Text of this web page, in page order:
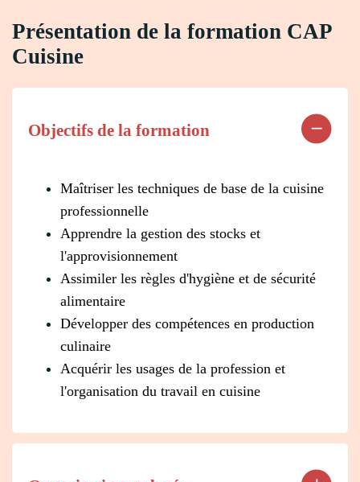
Présentation de la formation CAP
Cuisine
Objectifs de la formation
Maîtriser les techniques de base de la cuisine
professionnelle
Apprendre la gestion des stocks et
l'approvisionnement
Assimiler les règles d'hygiène et de sécurité
alimentaire
Développer des compétences en production
culinaire
Acquérir les usages de la profession et
l'organisation du travail en cuisine